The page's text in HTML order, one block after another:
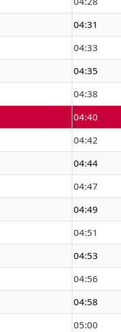
04:31
04:33
04:35
04:38
04:40
04:42
04:44
04:47
04:49
04:51
04:53
04:56
04:58
05:00